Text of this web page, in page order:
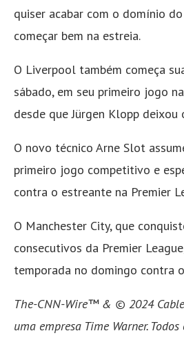
quiser acabar com o domínio
começar bem na estreia.
O Liverpool também começa
sábado, em seu primeiro jogo
desde que Jürgen Klopp deixou
O novo técnico Arne Slot
primeiro jogo competitivo e
contra o estreante na Premier
O Manchester City, que
consecutivos da Premier
temporada no domingo contra
The-CNN-Wire™ & © 2024
uma empresa Time Warner.